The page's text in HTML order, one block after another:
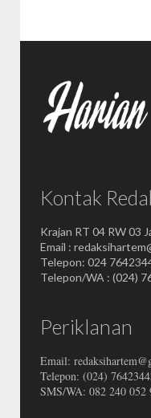
Kontak
Krajan RT 04 RW 03
Email :
Telepon: 024
Telepon/WA : (024)
Periklanan
Email:
Telepon: (024)
SMS/WA: 082 240 052